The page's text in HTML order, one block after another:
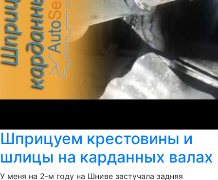
Шприцуем крестовины и
шлицы на карданных валах
У меня на 2-м году на Шниве застучала задняя